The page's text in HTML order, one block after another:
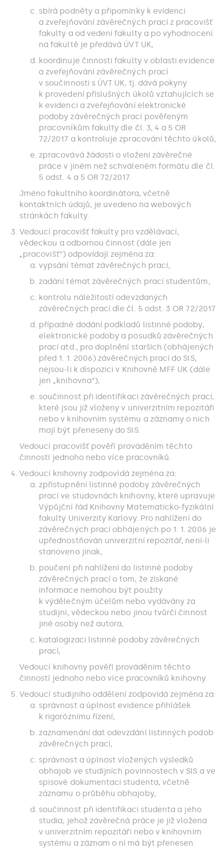
sbírá podněty a připomínky k evidenci
a zveřejňování závěrečných prací z pracovišť
fakulty a od vedení fakulty a po vyhodnocení
na fakultě je předává ÚVT UK,
koordinuje činnosti fakulty v oblasti evidence
a zveřejňování závěrečných prací
v součinnosti s ÚVT UK, tj. dává pokyny
k provedení příslušných úkolů vztahujících se
k evidenci a zveřejňování elektronické
podoby závěrečných prací pověřeným
pracovníkům fakulty dle čl. 3, 4 a 5 OR
72/2017 a kontroluje zpracování těchto úkolů,
zpracovává žádosti o vložení závěrečné
práce v jiném než schváleném formátu dle čl.
5 odst. 4 a 5 OR 72/2017.
Jméno fakultního koordinátora, včetně
kontaktních údajů, je uvedeno na webových
stránkách fakulty.
Vedoucí pracovišť fakulty pro vzdělávací,
vědeckou a odbornou činnost (dále jen
„pracovišť“) odpovídají zejména za:
vypsání témat závěrečných prací,
zadání témat závěrečných prací studentům,
kontrolu náležitostí odevzdaných
závěrečných prací dle čl. 5 odst. 3 OR 72/2017
případné dodání podkladů listinné podoby,
elektronické podoby a posudků závěrečných
prací atd., pro doplnění starších (obhájených
před 1. 1. 2006) závěrečných prací do SIS,
nejsou-li k dispozici v Knihovně MFF UK (dále
jen „knihovna“),
součinnost při identifikaci závěrečných prací,
které jsou již vloženy v univerzitním repozitáři
nebo v knihovním systému a záznamy o nich
mají být přeneseny do SIS.
Vedoucí pracovišť pověří prováděním těchto
činností jednoho nebo více pracovníků.
Vedoucí knihovny zodpovídá zejména za:
zpřístupnění listinné podoby závěrečných
prací ve studovnách knihovny, které upravuje
Výpůjční řád Knihovny Matematicko-fyzikální
fakulty Univerzity Karlovy. Pro nahlížení do
závěrečných prací obhájených po 1. 1. 2006 je
upřednostňován univerzitní repozitář, není-li
stanoveno jinak,
poučení při nahlížení do listinné podoby
závěrečných prací o tom, že získané
informace nemohou být použity
k výdělečným účelům nebo vydávány za
studijní, vědeckou nebo jinou tvůrčí činnost
jiné osoby než autora,
katalogizaci listinné podoby závěrečných
prací,
Vedoucí knihovny pověří prováděním těchto
činností jednoho nebo více pracovníků knihovny.
Vedoucí studijního oddělení zodpovídá zejména za:
správnost a úplnost evidence přihlášek
k rigoróznímu řízení,
zaznamenání dat odevzdání listinných podob
závěrečných prací,
správnost a úplnost vložených výsledků
obhajob ve studijních povinnostech v SIS a ve
spisové dokumentaci studenta, včetně
záznamu o průběhu obhajoby,
součinnost při identifikaci studenta a jeho
studia, jehož závěrečná práce je již vložena
v univerzitním repozitáři nebo v knihovním
systému a záznam o ní má být přenesen